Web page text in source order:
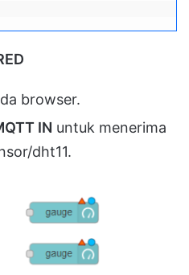
browser.
IN untuk menerima
dht11.